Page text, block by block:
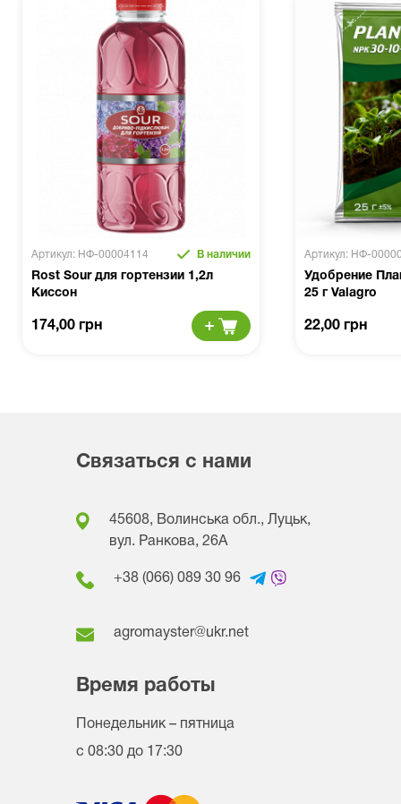
Артикул: НФ-00004114 В наличии
Rost Sour для гортензии 1,2л
Киссон
174,00 грн
Артикул: НФ-
Удобрение
25 г Valagro
22,00 грн
Связаться с нами
45608, Волинська обл., Луцьк,
вул. Ранкова, 26A
+38 (066) 089 30 96
agromayster@ukr.net
Время работы
Понедельник – пятница
с 08:30 до 17:30